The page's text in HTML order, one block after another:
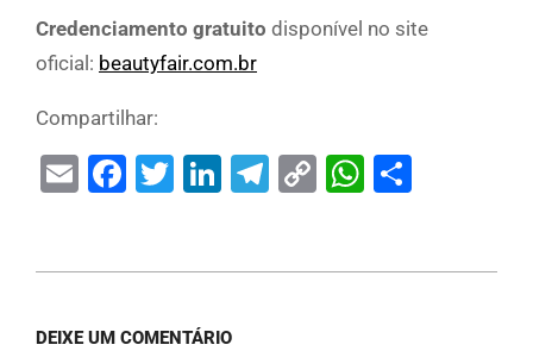
Credenciamento gratuito disponível no site
oficial: beautyfair.com.br
Compartilhar:
EmailFacebook
Twitter
LinkedIn
Telegram
Copy
DEIXE UM COMENTÁRIO